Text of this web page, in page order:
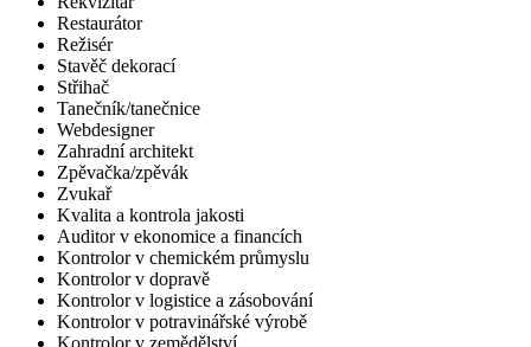
Restaurátor
Režisér
Stavěč dekorací
Střihač
Tanečník/tanečnice
Webdesigner
Zahradní architekt
Zpěvačka/zpěvák
Zvukař
Kvalita a kontrola jakosti
Auditor v ekonomice a financích
Kontrolor v chemickém průmyslu
Kontrolor v dopravě
Kontrolor v logistice a zásobování
Kontrolor v potravinářské výrobě